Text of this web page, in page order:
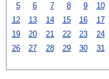
5
6 7 8 9 10
12
13 14 15 16 17
19
20 21 22 23 24
26
27 28 29 30 31